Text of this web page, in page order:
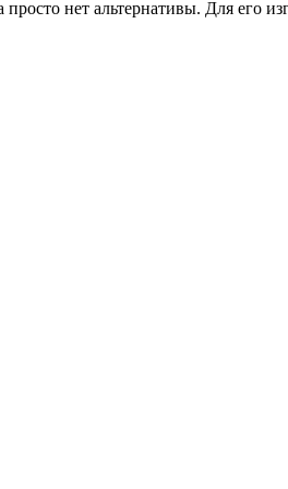
нет альтернативы. Для его